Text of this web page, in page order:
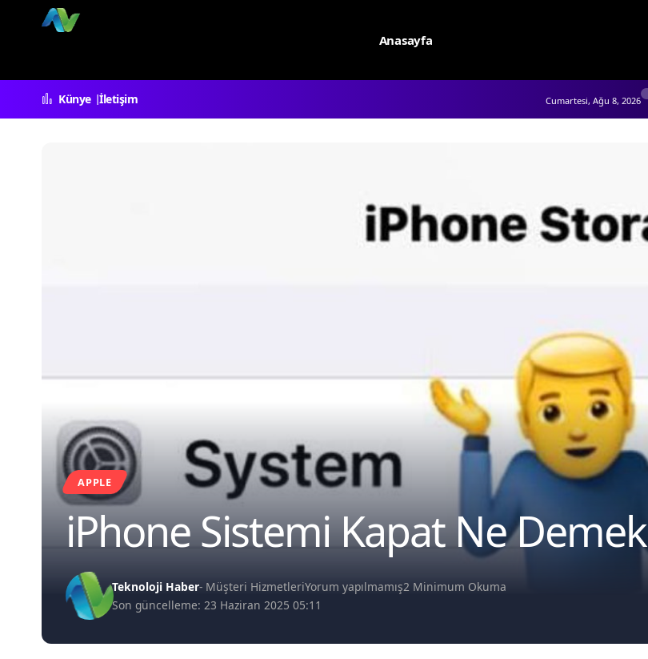
Anasayfa
Künye İletişim Cumartesi, Ağu 8, 2026
APPLE
iPhone Sistemi Kapat Ne Demek
Son güncelleme: 23 Haziran 2025 05:11
Teknoloji Haber- Müşteri HizmetleriYorum yapılmamış2 Minimum Okuma